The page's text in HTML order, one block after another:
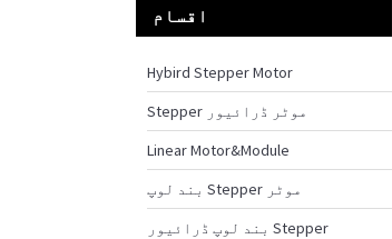
اقسام
Hybird Stepper Motor
Stepper موٹر ڈرائیور
Linear Motor&Module
بند لوپ Stepper موٹر
بند لوپ ڈرائیور Stepper